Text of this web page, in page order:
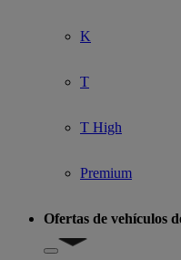
K
T
T High
Premium
Ofertas de vehículos
Show submenu for